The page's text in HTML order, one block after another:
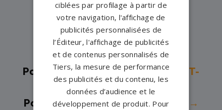
Marne→
Pompes funèbres -
Chelles→
Pompes funèbres - Combs-la-
Ville→
Pompes funèbres - COUILLY-PONT-
AUX-DAMES→
Pompes funèbres - Coulommiers→
ciblées par profilage à partir de
votre navigation, l'affichage de
publicités personnalisées de
l’Éditeur, l'affichage de publicités
et de contenus personnalisés de
Tiers, la mesure de performance
des publicités et du contenu, les
données d’audience et le
développement de produit. Pour